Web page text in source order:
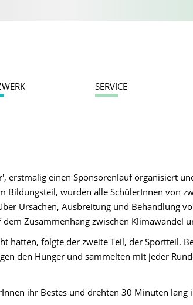
SERVICE
erstmalig einen Sponsorenlauf organisiert
Bildungsteil, wurden alle SchülerInnen von
Ursachen, Ausbreitung und Behandlung
Zusammenhang zwischen Klimawandel
hatten, folgte der zweite Teil, der Sportteil.
den Hunger und sammelten mit jeder
ihr Bestes und drehten 30 Minuten lang